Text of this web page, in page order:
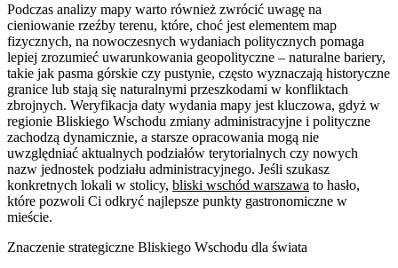
Podczas analizy mapy warto również zwrócić uwagę na
cieniowanie rzeźby terenu, które, choć jest elementem map
fizycznych, na nowoczesnych wydaniach politycznych pomaga
lepiej zrozumieć uwarunkowania geopolityczne – naturalne bariery,
takie jak pasma górskie czy pustynie, często wyznaczają historyczne
granice lub stają się naturalnymi przeszkodami w konfliktach
zbrojnych. Weryfikacja daty wydania mapy jest kluczowa, gdyż w
regionie Bliskiego Wschodu zmiany administracyjne i polityczne
zachodzą dynamicznie, a starsze opracowania mogą nie
uwzględniać aktualnych podziałów terytorialnych czy nowych
nazw jednostek podziału administracyjnego. Jeśli szukasz
konkretnych lokali w stolicy, bliski wschód warszawa to hasło,
które pozwoli Ci odkryć najlepsze punkty gastronomiczne w
mieście.
Znaczenie strategiczne Bliskiego Wschodu dla świata